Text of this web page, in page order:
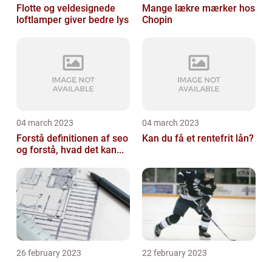
Flotte og veldesignede
loftlamper giver bedre lys
Mange lækre mærker hos
Chopin
04 march 2023
Forstå definitionen af seo
og forstå, hvad det kan...
04 march 2023
Kan du få et rentefrit lån?
26 february 2023 22 february 2023